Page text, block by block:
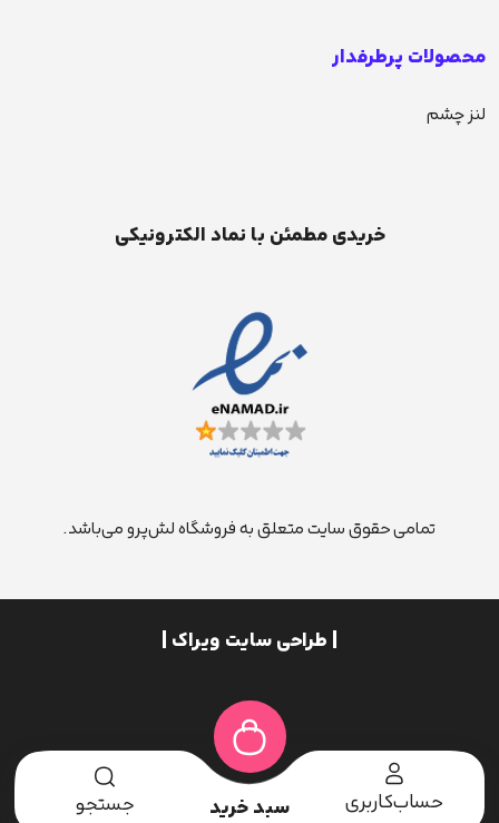
محصولات پرطرفدار
لنز چشم
خریدی مطمئن با نماد الکترونیکی
تمامی حقوق سایت متعلق به فروشگاه لش‌پرو می‌باشد.
| طراحی سایت ویراک |
حساب‌کاربری سبد خرید جستجو